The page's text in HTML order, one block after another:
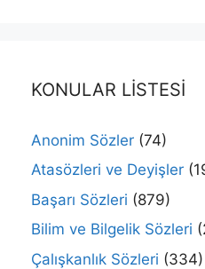
KONULAR LİSTESİ
Anonim Sözler (74)
Atasözleri ve Deyişler
Başarı Sözleri (879)
Bilim ve Bilgelik Sözleri
Çalışkanlık Sözleri (334)